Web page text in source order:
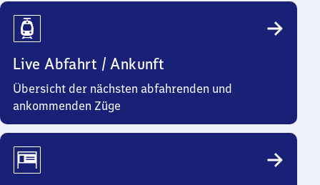
Reiseinfos
Live Abfahrt / Ankunft
Übersicht der nächsten abfahrenden und
ankommenden Züge